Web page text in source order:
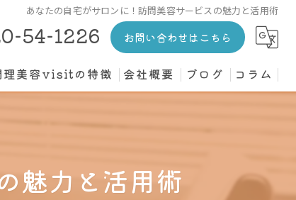
あなたの自宅がサロンに！訪問美容サービスの魅力と活用術
54-1226 お問い合わせはこちら
理美容visitの特徴
者
会社概要 ブログ コラム
魅力と活用術